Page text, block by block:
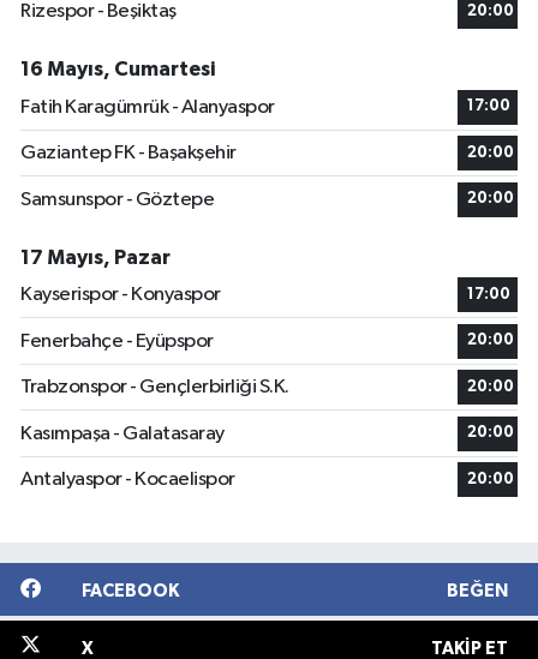
Rizespor - Beşiktaş
20:00
16 Mayıs, Cumartesi
Fatih Karagümrük - Alanyaspor
17:00
Gaziantep FK - Başakşehir 20:00
Samsunspor - Göztepe 20:00
17 Mayıs, Pazar
Kayserispor - Konyaspor
17:00
Fenerbahçe - Eyüpspor 20:00
Trabzonspor - Gençlerbirliği S.K. 20:00
Kasımpaşa - Galatasaray 20:00
Antalyaspor - Kocaelispor 20:00
FACEBOOK BEĞEN
X TAKIP ET